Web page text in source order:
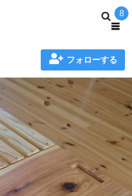
8
フォローする